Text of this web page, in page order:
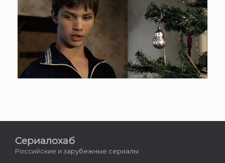
Сериалохаб
Российские и зарубежные сериалы